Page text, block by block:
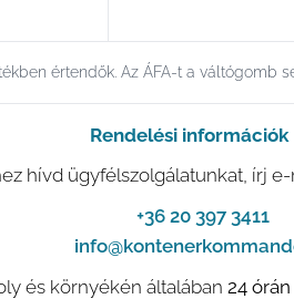
értendők. Az ÁFA-t a váltógomb
Rendelési információk
hívd ügyfélszolgálatunkat, írj
+36 20 397 3411
és környékén általában 24